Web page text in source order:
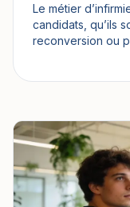
Le métier
candidats, qu’ils
reconversion ou